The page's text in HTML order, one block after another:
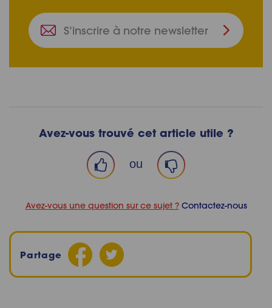
S’inscrire
à
Avez-vous trouvé cet article utile ?
ou
Avez-vous une question sur ce sujet ?Contactez-nous
Partage